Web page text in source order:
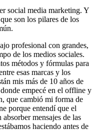
social media marketing. Y
son los pilares de los
profesional con grandes,
de los medios sociales.
métodos y fórmulas para
esas marcas y los
mis más de 10 años de
empecé en el offline y
que cambió mi forma de
porque entendí que el
mensajes de las
haciendo antes de